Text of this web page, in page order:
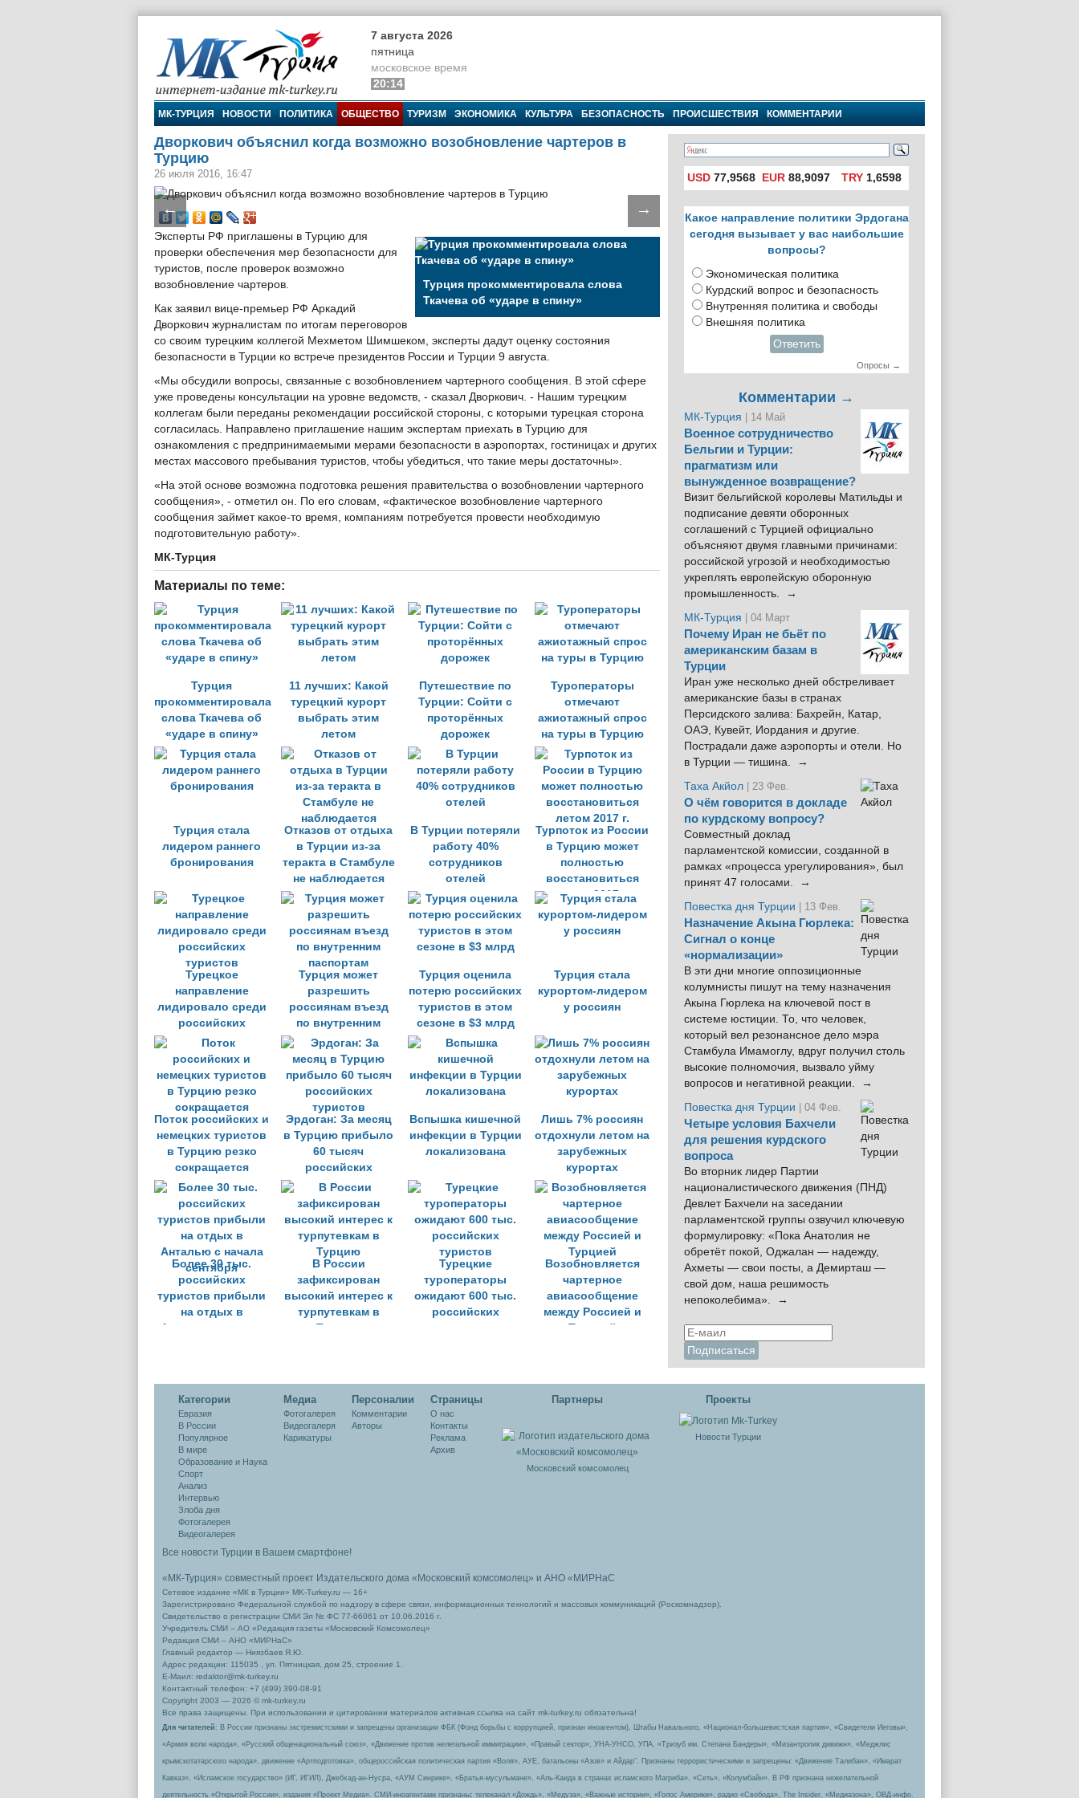
МК-Турция
7 августа 2026
пятница
московское время
20:14
МК-ТУРЦИЯ НОВОСТИ ПОЛИТИКА ОБЩЕСТВО ТУРИЗМ ЭКОНОМИКА КУЛЬТУРА БЕЗОПАСНОСТЬ ПРОИСШЕСТВИЯ КОММЕНТАРИИ
Дворкович объяснил когда возможно возобновление чартеров в
Турцию
26 июля 2016, 16:47
← →
Турция прокомментировала слова
Ткачева об «ударе в спину»
Эксперты РФ приглашены в Турцию для
проверки обеспечения мер безопасности для
туристов, после проверок возможно
возобновление чартеров.
Как заявил вице-премьер РФ Аркадий
Дворкович журналистам по итогам переговоров
со своим турецким коллегой Мехметом Шимшеком, эксперты дадут оценку состояния
безопасности в Турции ко встрече президентов России и Турции 9 августа.
«Мы обсудили вопросы, связанные с возобновлением чартерного сообщения. В этой сфере
уже проведены консультации на уровне ведомств, - сказал Дворкович. - Нашим турецким
коллегам были переданы рекомендации российской стороны, с которыми турецкая сторона
согласилась. Направлено приглашение нашим экспертам приехать в Турцию для
ознакомления с предпринимаемыми мерами безопасности в аэропортах, гостиницах и других
местах массового пребывания туристов, чтобы убедиться, что такие меры достаточны».
«На этой основе возможна подготовка решения правительства о возобновлении чартерного
сообщения», - отметил он. По его словам, «фактическое возобновление чартерного
сообщения займет какое-то время, компаниям потребуется провести необходимую
подготовительную работу».
МК-Турция
Материалы по теме:
Турция
прокомментировала
слова Ткачева об
«ударе в спину»
11 лучших: Какой
турецкий курорт
выбрать этим
летом
Путешествие по
Турции: Сойти с
проторённых
дорожек
Туроператоры
отмечают
ажиотажный спрос
на туры в Турцию
Турция стала
лидером раннего
бронирования
Отказов от отдыха
в Турции из-за
теракта в Стамбуле
не наблюдается
В Турции потеряли
работу 40%
сотрудников
отелей
Турпоток из России
в Турцию может
полностью
восстановиться
летом 2017 г.
Турецкое
направление
лидировало среди
российских
туристов
Турция может
разрешить
россиянам въезд
по внутренним
паспортам
Турция оценила
потерю российских
туристов в этом
сезоне в $3 млрд
Турция стала
курортом-лидером
у россиян
Поток российских и
немецких туристов
в Турцию резко
сокращается
Эрдоган: За месяц
в Турцию прибыло
60 тысяч
российских
туристов
Вспышка кишечной
инфекции в Турции
локализована
Лишь 7% россиян
отдохнули летом на
зарубежных
курортах
Более 30 тыс.
российских
туристов прибыли
на отдых в
Анталью с начала
В России
зафиксирован
высокий интерес к
турпутевкам в
Турцию
Турецкие
туроператоры
ожидают 600 тыс.
российских
Возобновляется
чартерное
авиасообщение
между Россией и
Турцией
USD 77,9568 EUR 88,9097 TRY1,6598
Какое направление политики Эрдогана
сегодня вызывает у вас наибольшие
вопросы?
Экономическая политика
Курдский вопрос и безопасность
Внутренняя политика и свободы
Внешняя политика
Ответить
Опросы →
Комментарии →
МК-Турция | 14 Май
Военное сотрудничество
Бельгии и Турции:
прагматизм или
вынужденное возвращение?
Визит бельгийской королевы Матильды и
подписание девяти оборонных
соглашений с Турцией официально
объясняют двумя главными причинами:
российской угрозой и необходимостью
укреплять европейскую оборонную
промышленность. →
МК-Турция
| 04 Март
Почему Иран не бьёт по
американским базам в
Турции
Иран уже несколько дней обстреливает
американские базы в странах
Персидского залива: Бахрейн, Катар,
ОАЭ, Кувейт, Иордания и другие.
Пострадали даже аэропорты и отели. Но
в Турции — тишина. →
Таха Акйол | 23 Фев.
О чём говорится в докладе
по курдскому вопросу?
Совместный доклад
парламентской комиссии, созданной в
рамках «процесса урегулирования», был
принят 47 голосами. →
Повестка дня Турции
| 13 Фев.
Назначение Акына Гюрлека:
Сигнал о конце
«нормализации»
В эти дни многие оппозиционные
колумнисты пишут на тему назначения
Акына Гюрлека на ключевой пост в
системе юстиции. То, что человек,
который вел резонансное дело мэра
Стамбула Имамоглу, вдруг получил столь
высокие полномочия, вызвало уйму
вопросов и негативной реакции. →
Повестка дня Турции
| 04 Фев.
Четыре условия Бахчели
для решения курдского
вопроса
Во вторник лидер Партии
националистического движения (ПНД)
Девлет Бахчели на заседании
парламентской группы озвучил ключевую
формулировку: «Пока Анатолия не
обретёт покой, Оджалан — надежду,
Ахметы — свои посты, а Демирташ —
свой дом, наша решимость
непоколебима». →
Категории
Евразия
В России
Популярное
В мире
Образование и Наука
Спорт
Анализ
Интервью
Злоба дня
Фотогалерея
Видеогалерея
Медиа
Фотогалерея
Видеогалеря
Карикатуры
Персоналии
Комментарии
Авторы
Cтраницы
О нас
Контакты
Реклама
Архив
Партнеры
Московский комсомолец
Проекты
Новости Турции
Все новости Турции в Вашем смартфоне!
«МК-Турция» совместный проект Издательского дома «Московский комсомолец» и АНО «МИРНаС
Сетевое издание «МК в Турции» MK-Turkey.ru — 16+
Зарегистрировано Федеральной службой по надзору в сфере связи, информационных технологий и массовых коммуникаций (Роскомнадзор).
Свидетельство о регистрации СМИ Эл № ФС 77-66061 от 10.06.2016 г.
Учредитель СМИ – АО «Редакция газеты «Московский Комсомолец»
Редакция СМИ – АНО «МИРНаС»
Главный редактор — Ниязбаев Я.Ю.
Адрес редакции: 115035 , ул. Пятницкая, дом 25, строение 1.
Е-Маил: redaktor@mk-turkey.ru
Контактный телефон: +7 (499) 390-08-91
Copyright 2003 — 2026 © mk-turkey.ru
Все права защищены. При использовании и цитировании материалов активная ссылка на сайт mk-turkey.ru обязательна!
Для читателей : В России признаны экстремистскими и запрещены организации ФБК (Фонд борьбы с коррупцией, признан иноагентом), Штабы Навального, «Национал-большевистская партия», «Свидетели Иеговы»,
«Армия воли народа», «Русский общенациональный союз», «Движение против нелегальной иммиграции», «Правый сектор», УНА-УНСО, УПА, «Тризуб им. Степана Бандеры», «Мизантропик дивижн», «Меджлис
крымскотатарского народа», движение «Артподготовка», общероссийская политическая партия «Воля», АУЕ, батальоны «Азов» и Айдар″. Признаны террористическими и запрещены: «Движение Талибан», «Имарат
Кавказ», «Исламское государство» (ИГ, ИГИЛ), Джебхад-ан-Нусра, «АУМ Синрике», «Братья-мусульмане», «Аль-Каида в странах исламского Магриба», «Сеть», «Колумбайн». В РФ признана нежелательной
деятельность «Открытой России», издания «Проект Медиа». СМИ-иноагентами признаны: телеканал «Дождь», «Медуза», «Важные истории», «Голос Америки», радио «Свобода», The Insider, «Медиазона», ОВД-инфо.